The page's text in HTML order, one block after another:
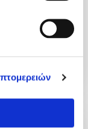
πλέον στη